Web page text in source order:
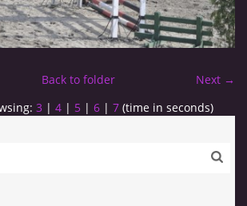
Next →
Back to folder
3 | 4 | 5 | 6 | 7 (time in seconds)